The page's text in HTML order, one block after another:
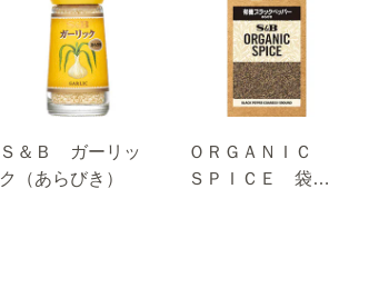
Ｓ＆Ｂ ガーリッ
ク（あらびき）
ＯＲＧＡＮＩＣ
ＳＰＩＣＥ 袋入